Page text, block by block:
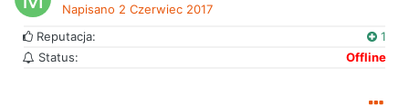
Napisano 2 Czerwiec 2017
Reputacja:
1
Status:
Offline